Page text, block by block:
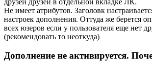
друзей друзей в отдельной вкладке ЛК.
Не имеет атрибутов. Заголовк
настроек дополнения. Оттуда же берется
всех юзеров если у пользователя еще нет
(рекомендовать то неоткуда)
Дополнение не активируется.